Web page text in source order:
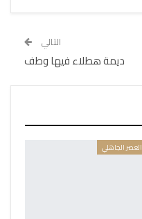
التالي
ديمة هطلاء فيها وطف
العصر الجاهلي